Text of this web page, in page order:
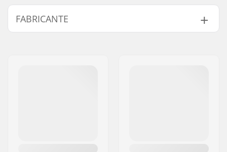
Itens por conjunto:
2
Espessura do
produto:
FABRICANTE